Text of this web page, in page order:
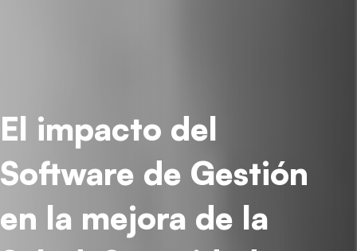
El impacto del
Software de Gestión
en la mejora de la